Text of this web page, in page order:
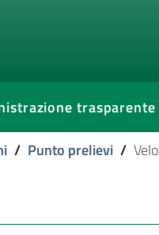
trasparente
/ Punto prelievi /